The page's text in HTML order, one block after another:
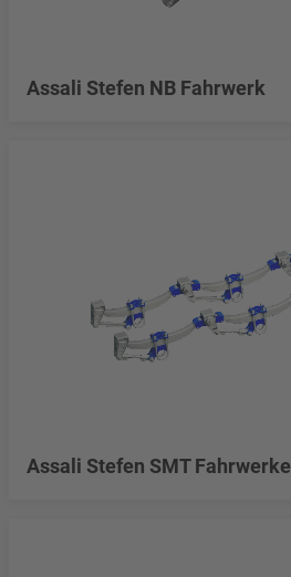
Assali Stefen NB Fahrwerk
Assali Stefen SMT Fahrwerke